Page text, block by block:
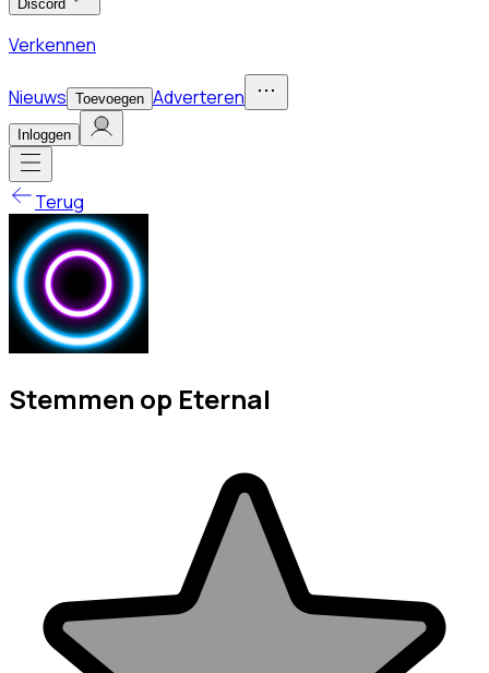
Discord
Verkennen
Nieuws Toevoegen Adverteren
Inloggen
Terug
Stemmen op Eternal